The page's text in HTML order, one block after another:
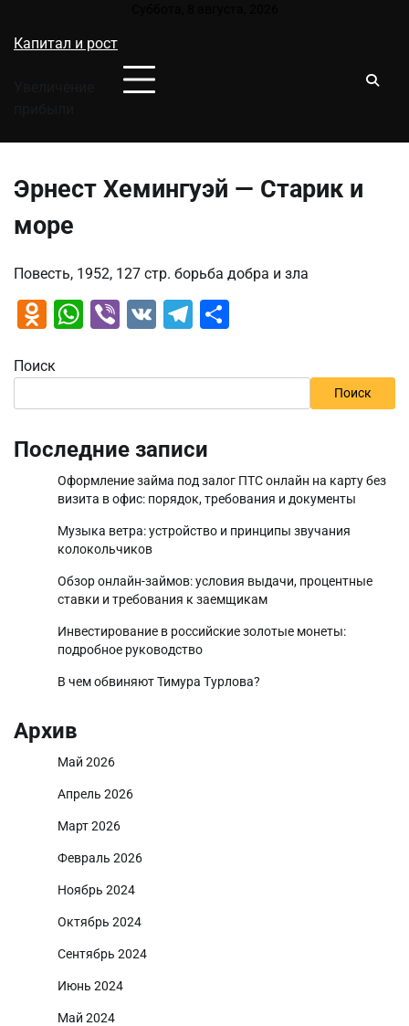
содержимому
Капитал и рост
Эрнест Хемингуэй — Старик и
море
Повесть, 1952, 127 стр. борьба добра и зла
Odnoklassniki
WhatsApp
Viber
VK Telegram
Поиск
Поиск
Последние записи
Оформление займа под залог ПТС онлайн на карту без
визита в офис: порядок, требования и документы
Музыка ветра: устройство и принципы звучания
колокольчиков
Обзор онлайн-займов: условия выдачи, процентные
ставки и требования к заемщикам
Инвестирование в российские золотые монеты:
подробное руководство
В чем обвиняют Тимура Турлова?
Архив
Май 2026
Апрель 2026
Март 2026
Февраль 2026
Ноябрь 2024
Октябрь 2024
Сентябрь 2024
Июнь 2024
Май 2024